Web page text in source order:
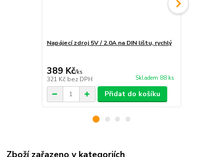
Napájecí zdroj 5V / 2.0A na DIN lištu, rychlý
389 Kč/ks
321 Kč bez DPH Skladem 88 ks
Přidat do košíku
Zboží zařazeno v kategoriích